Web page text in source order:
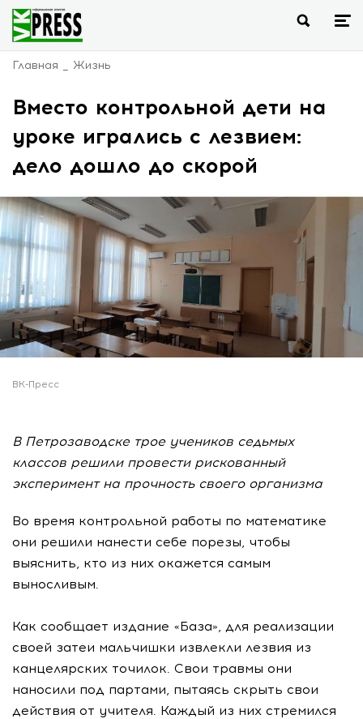
Главная Жизнь
Вместо контрольной дети на
уроке игрались с лезвием:
дело дошло до скорой
ВК-Пресс
В Петрозаводске трое учеников седьмых
классов решили провести рискованный
эксперимент на прочность своего организма
Во время контрольной работы по математике
они решили нанести себе порезы, чтобы
выяснить, кто из них окажется самым
выносливым.
Как сообщает издание «База», для реализации
своей затеи мальчишки извлекли лезвия из
канцелярских точилок. Свои травмы они
наносили под партами, пытаясь скрыть свои
действия от учителя. Каждый из них стремился